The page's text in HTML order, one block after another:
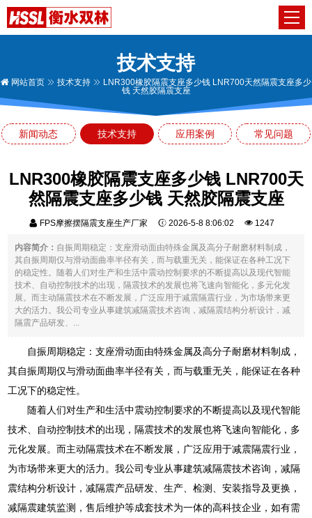
技术支持
网站首页 技术支持
LNR300橡胶隔震支座多少钱 LNR700天然隔震支座多少
钱 天然胶隔震支座
新闻动态 技术支持 应用案例 常见问题
LNR300橡胶隔震支座多少钱 LNR700天
然隔震支座多少钱 天然胶隔震支座
FPS摩擦摆隔震支座生产厂家 2026-5-8 8:06:02 1247
内容简介： 自振周期稳定：支座滑动面由特殊金属及高分子耐磨材料制成，
其自振周期仅与滑动面曲率半径有关，而与载重无关，能保证在各种工况下
的稳定性。随着人们对生产和生活中震动控制要求的不断提高以及现代智能
技术、自动控制技术的出现，隔震技术的发展也将飞速向智能化，多元化发
展。而主动隔震技术在不断发展，广泛应用于减震隔震行业，为市场带来更
大的活力。我公司专业从事建筑减隔震技术咨询，减隔震结构分析设计，减
隔震产品研发、...
自振周期稳定：支座滑动面由特殊金属及高分子耐磨材料制成，
其自振周期仅与滑动面曲率半径有关，而与载重无关，能保证在各种
工况下的稳定性。
随着人们对生产和生活中震动控制要求的不断提高以及现代智能
技术、自动控制技术的出现，隔震技术的发展也将飞速向智能化，多
元化发展。而主动隔震技术在不断发展，广泛应用于减震隔震行业，
为市场带来更大的活力。我公司专业从事建筑减隔震技术咨询，减隔
震结构分析设计，减隔震产品研发、生产、检测、安装指导及更换，
减隔震建筑监测，售后维护等成套技术为一体的高科技企业，如有需